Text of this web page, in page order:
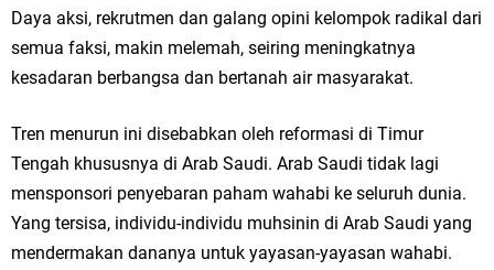
Daya aksi, rekrutmen dan galang opini kelompok radikal dari
semua faksi, makin melemah, seiring meningkatnya
kesadaran berbangsa dan bertanah air masyarakat.
Tren menurun ini disebabkan oleh reformasi di Timur
Tengah khususnya di Arab Saudi. Arab Saudi tidak lagi
mensponsori penyebaran paham wahabi ke seluruh dunia.
Yang tersisa, individu-individu muhsinin di Arab Saudi yang
mendermakan dananya untuk yayasan-yayasan wahabi.